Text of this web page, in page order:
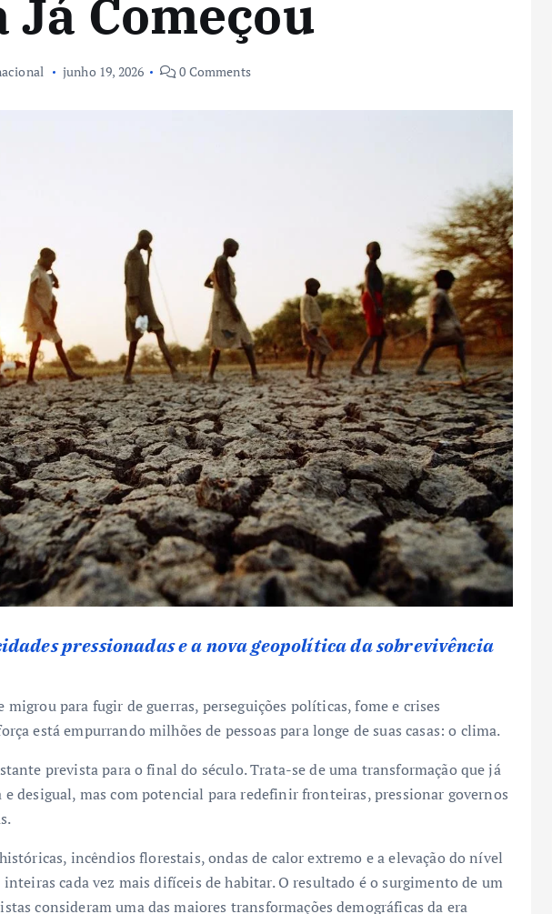
Começou
junho 19, 2026 0 Comments
pressionadas e a nova geopolítica da sobrevivência
para fugir de guerras, perseguições políticas, fome e crises
está empurrando milhões de pessoas para longe de suas casas: o clima.
prevista para o final do século. Trata-se de uma transformação que já
desigual, mas com potencial para redefinir fronteiras, pressionar governos
incêndios florestais, ondas de calor extremo e a elevação do nível
cada vez mais difíceis de habitar. O resultado é o surgimento de um
consideram uma das maiores transformações demográficas da era